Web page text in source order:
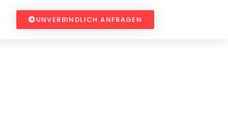
UNVERBINDLICH ANFRAGEN